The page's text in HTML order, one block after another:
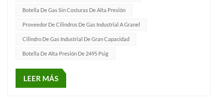
Botella De Gas Sin Costuras De Alta Presión
Proveedor De Cilindros De Gas Industrial A Granel
Cilindro De Gas Industrial De Gran Capacidad
Botella De Alta Presión De 2495 Psig
LEER MÁS